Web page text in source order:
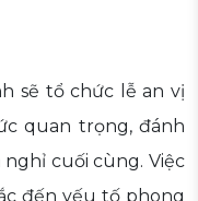
sẽ tổ chức lễ an vị
quan trọng, đánh
cuối cùng. Việc
đến yếu tố phong